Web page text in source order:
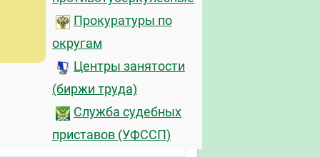
Прокуратуры по
округам
Центры занятости
(биржи труда)
Служба судебных
приставов (УФССП)